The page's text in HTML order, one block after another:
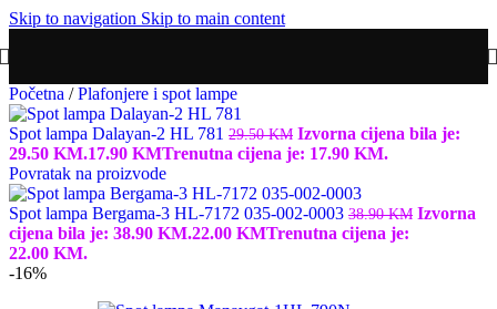
Skip to navigation Skip to main content
Početna / Plafonjere i spot lampe
Spot lampa Dalayan-2 HL 781 29.50KM Izvorna cijena bila je:
29.50 KM.17.90 KMTrenutna cijena je: 17.90 KM.
Povratak na proizvode
Spot lampa Bergama-3 HL-7172 035-002-0003 38.90KM Izvorna
cijena bila je: 38.90 KM.22.00 KMTrenutna cijena je:
22.00 KM.
-16%